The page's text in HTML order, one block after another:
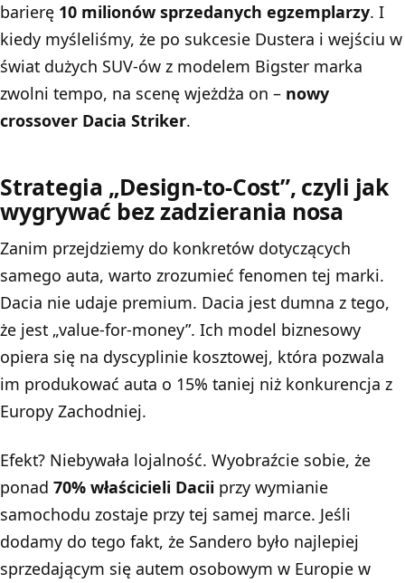
barierę 10 milionów sprzedanych egzemplarzy. I
kiedy myśleliśmy, że po sukcesie Dustera i wejściu w
świat dużych SUV-ów z modelem Bigster marka
zwolni tempo, na scenę wjeżdża on – nowy
crossover Dacia Striker.
Strategia „Design-to-Cost”, czyli jak
wygrywać bez zadzierania nosa
Zanim przejdziemy do konkretów dotyczących
samego auta, warto zrozumieć fenomen tej marki.
Dacia nie udaje premium. Dacia jest dumna z tego,
że jest „value-for-money”. Ich model biznesowy
opiera się na dyscyplinie kosztowej, która pozwala
im produkować auta o 15% taniej niż konkurencja z
Europy Zachodniej.
Efekt? Niebywała lojalność. Wyobraźcie sobie, że
ponad 70% właścicieli Dacii przy wymianie
samochodu zostaje przy tej samej marce. Jeśli
dodamy do tego fakt, że Sandero było najlepiej
sprzedającym się autem osobowym w Europie w